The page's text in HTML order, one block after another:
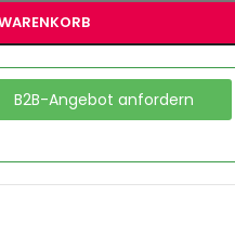
B2B-Angebot anfordern